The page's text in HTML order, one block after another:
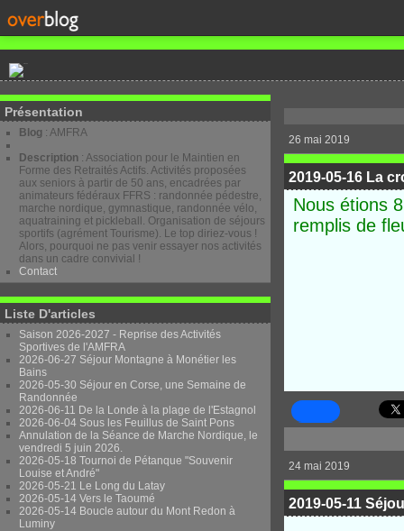
Présentation
Blog : AMFRA
Description : Association pour le Maintien en
Forme des Retraités Actifs. Activités proposées
aux seniors à partir de 50 ans, encadrées par
animateurs fédéraux FFRS : randonnée pédestre,
marche nordique, gymnastique, randonnée vélo,
aquatraining et pickleball. Organisation de séjours
sportifs (agrément Tourisme). Le top diriez-vous !
Alors, pourquoi ne pas venir essayer nos activités
dans un cadre convivial !
Contact
Liste D'articles
Saison 2026-2027 - Reprise des Activités
Sportives de l'AMFRA
2026-06-27 Séjour Montagne à Monétier les
Bains
2026-05-30 Séjour en Corse, une Semaine de
Randonnée
2026-06-11 De la Londe à la plage de l'Estagnol
2026-06-04 Sous les Feuillus de Saint Pons
Annulation de la Séance de Marche Nordique, le
vendredi 5 juin 2026.
2026-05-18 Tournoi de Pétanque "Souvenir
Louise et André"
2026-05-21 Le Long du Latay
2026-05-14 Vers le Taoumé
2026-05-14 Boucle autour du Mont Redon à
Luminy
26 mai 2019
2019-05-16 La
Nous étions
remplis de
24 mai 2019
2019-05-11